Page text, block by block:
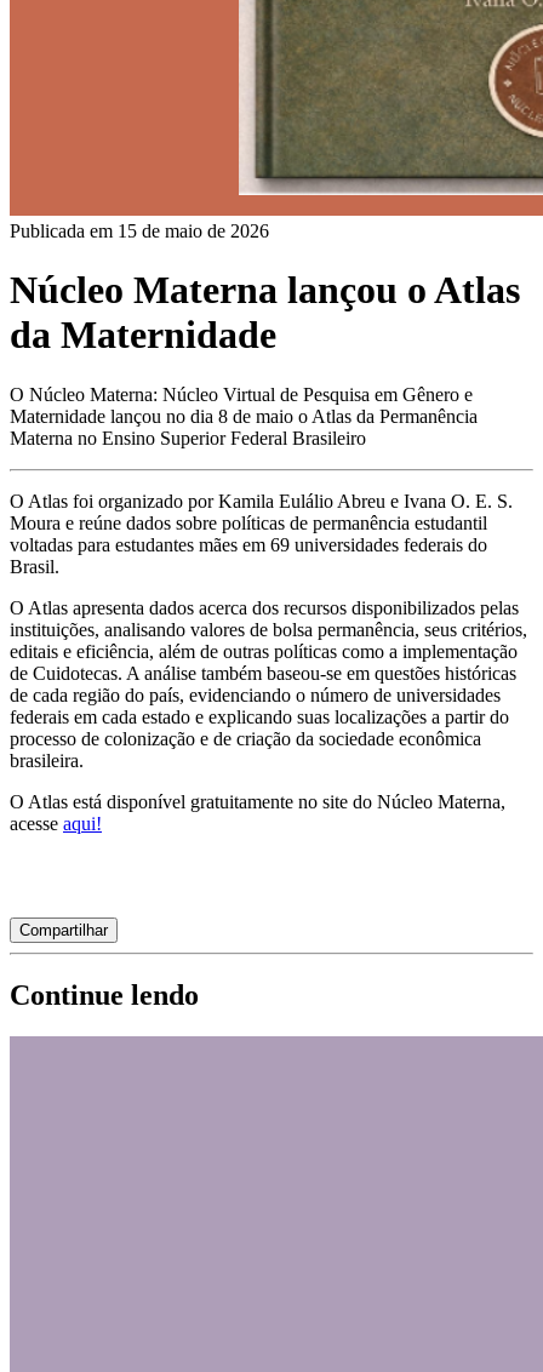
Publicada em 15 de maio de 2026
Núcleo Materna lançou o Atlas
da Maternidade
O Núcleo Materna: Núcleo Virtual de Pesquisa em Gênero e
Maternidade lançou no dia 8 de maio o Atlas da Permanência
Materna no Ensino Superior Federal Brasileiro
O Atlas foi organizado por Kamila Eulálio Abreu e Ivana O. E. S.
Moura e reúne dados sobre políticas de permanência estudantil
voltadas para estudantes mães em 69 universidades federais do
Brasil.
O Atlas apresenta dados acerca dos recursos disponibilizados pelas
instituições, analisando valores de bolsa permanência, seus critérios,
editais e eficiência, além de outras políticas como a implementação
de Cuidotecas. A análise também baseou-se em questões históricas
de cada região do país, evidenciando o número de universidades
federais em cada estado e explicando suas localizações a partir do
processo de colonização e de criação da sociedade econômica
brasileira.
O Atlas está disponível gratuitamente no site do Núcleo Materna,
acesse aqui!
Compartilhar
Continue lendo